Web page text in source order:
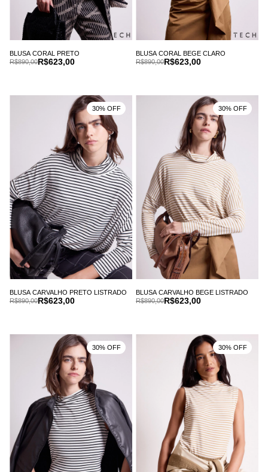
BLUSA CORAL PRETO
R$623,00
R$890,00
BLUSA CORAL BEGE CLARO
R$623,00
R$890,00
BLUSA CARVALHO PRETO LISTRADO
R$623,00
R$890,00
30% OFF
BLUSA CARVALHO BEGE LISTRADO
R$623,00
R$890,00
30% OFF
30% OFF 30% OFF